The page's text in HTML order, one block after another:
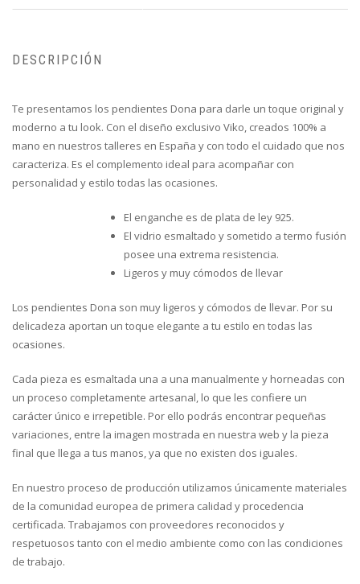
DESCRIPCIÓN
Te presentamos los pendientes Dona para darle un toque original y
moderno a tu look. Con el diseño exclusivo Viko, creados 100% a
mano en nuestros talleres en España y con todo el cuidado que nos
caracteriza. Es el complemento ideal para acompañar con
personalidad y estilo todas las ocasiones.
El enganche es de plata de ley 925.
El vidrio esmaltado y sometido a termo fusión
posee una extrema resistencia.
Ligeros y muy cómodos de llevar
Los pendientes Dona son muy ligeros y cómodos de llevar. Por su
delicadeza aportan un toque elegante a tu estilo en todas las
ocasiones.
Cada pieza es esmaltada una a una manualmente y horneadas con
un proceso completamente artesanal, lo que les confiere un
carácter único e irrepetible. Por ello podrás encontrar pequeñas
variaciones, entre la imagen mostrada en nuestra web y la pieza
final que llega a tus manos, ya que no existen dos iguales.
En nuestro proceso de producción utilizamos únicamente materiales
de la comunidad europea de primera calidad y procedencia
certificada. Trabajamos con proveedores reconocidos y
respetuosos tanto con el medio ambiente como con las condiciones
de trabajo.